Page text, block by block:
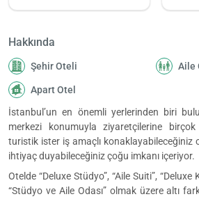
Hakkında
Şehir Oteli Aile
Apart Otel
İstanbul’un en önemli yerlerinden biri
merkezi konumuyla ziyaretçilerine
turistik ister iş amaçlı konaklayabileceğiniz
ihtiyaç duyabileceğiniz çoğu imkanı içeriyor.
Otelde “Deluxe Stüdyo”, “Aile Suiti”, “Deluxe
“Stüdyo ve Aile Odası” olmak üzere altı